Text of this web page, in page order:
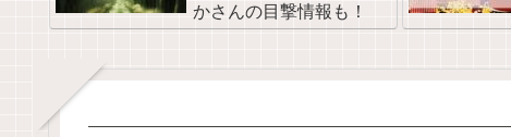
かさんの目撃情報も！